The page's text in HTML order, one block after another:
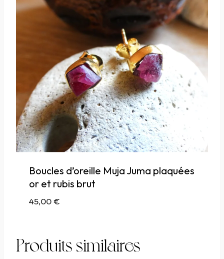
Boucles d’oreille Muja Juma plaquées
or et rubis brut
45,00€
Produits similaires